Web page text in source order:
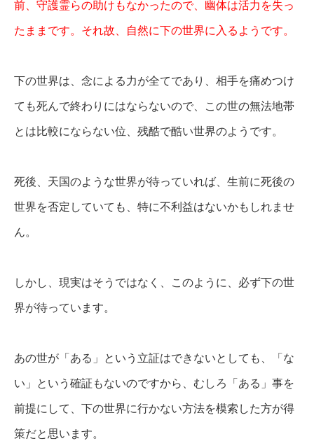
前、守護霊らの助けもなかったので、幽体は活力を失っ
たままです。 それ故、自然に下の世界に入るようです。
下の世界は、念による力が全てであり、相手を痛めつけ
ても死んで終わりにはならないので、この世の無法地帯
とは比較にならない位、残酷で酷い世界のようです。
死後、天国のような世界が待っていれば、生前に死後の
世界を否定していても、特に不利益はないかもしれませ
ん。
しかし、現実はそうではなく、このように、必ず下の世
界が待っています。
あの世が「ある」という立証はできないとしても、「な
い」という確証もないのですから、むしろ「ある」事を
前提にして、下の世界に行かない方法を模索した方が得
策だと思います。